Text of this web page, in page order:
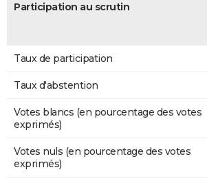
Participation au scrutin
Taux de participation
Taux d'abstention
Votes blancs (en pourcentage des votes
exprimés)
Votes nuls (en pourcentage des votes
exprimés)